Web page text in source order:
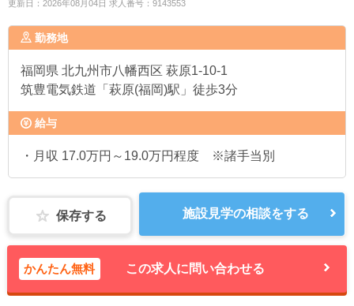
更新日：2026年08月04日 求人番号：9143553
勤務地
福岡県 北九州市八幡西区 萩原1-10-1
筑豊電気鉄道「萩原(福岡)駅」徒歩3分
給与
・月収 17.0万円～19.0万円程度 ※諸手当別
保存する 施設見学の相談をする
かんたん無料 この求人に問い合わせる